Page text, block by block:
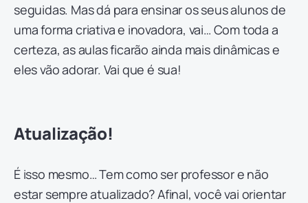
seguidas. Mas dá para ensinar os seus alunos de
uma forma criativa e inovadora, vai… Com toda a
certeza, as aulas ficarão ainda mais dinâmicas e
eles vão adorar. Vai que é sua!
Atualização!
É isso mesmo… Tem como ser professor e não
estar sempre atualizado? Afinal, você vai orientar